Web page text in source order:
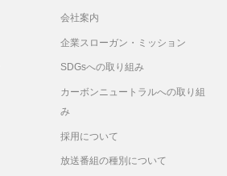
会社案内
企業スローガン・ミッション
SDGsへの取り組み
カーボンニュートラルへの取り組
み
採用について
放送番組の種別について